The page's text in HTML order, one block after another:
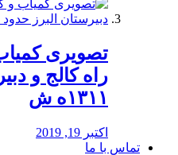
️تصویری
راه كالج و
۱۳۱۱ه ش
اکتبر 19, 2019
تماس با ما